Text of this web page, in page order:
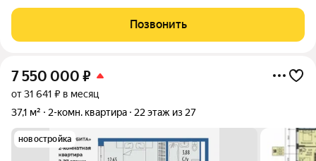
доме на ул. Монтерская, Екатеринбург отличное сочетание
комфорта, современного
Позвонить
7 550 000 ₽
от 31 641 ₽ в месяц
37,1 м²
2-комн. квартира 22 этаж из 27
новостройка